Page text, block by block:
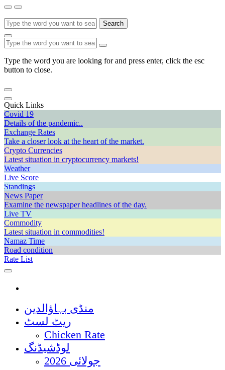
Search
Type the word you are looking for and press enter, click the esc
button to close.
Quick Links
Covid 19
Details of the pandemic..
Exchange Rates
Take a closer look at the heart of the market.
Crypto Currencies
Latest situation in cryptocurrency markets!
Weather
Live Score
Standings
News Paper
Examine the newspaper headlines of the day.
Live TV
Commodity
Latest situation in commodities!
Namaz Time
Road condition
Rate List
منڈی بہاؤالدین
ریٹ لسٹ
Chicken Rate
لوڈشیڈنگ
جولائی 2026